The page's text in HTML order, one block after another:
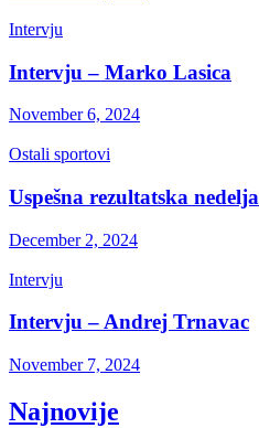
Intervju
Intervju – Marko Lasica
November 6, 2024
Ostali sportovi
Uspešna rezultatska nedelja
December 2, 2024
Intervju
Intervju – Andrej Trnavac
November 7, 2024
Najnovije